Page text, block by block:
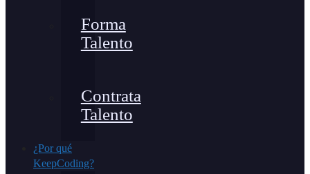
Forma
Talento
Contrata
Talento
¿Por qué
KeepCoding?